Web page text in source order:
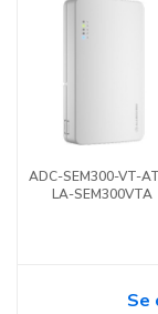
ADC-SEM300-VT-
LA-SEM300VTA
Se